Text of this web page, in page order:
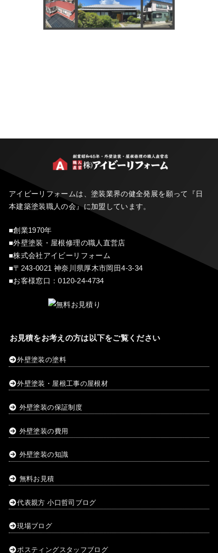
アイビーリフォームは、塗装業界の健全発展を願って『 日
本建築塗装職人の会』に加盟しています。
■創業1970年
■外壁塗装・屋根修理の職人直営店
■株式会社アイビーリフォーム
■〒243-0021 神奈川県厚木市岡田4-3-34
■お客様窓口：0120-24-4734
お見積をお考えの方は以下をご覧ください
外壁塗装の塗料
外壁塗装・屋根工事の屋根材
外壁塗装の保証制度
外壁塗装の費用
外壁塗装の知識
無料お見積
代表親方 小口哲司ブログ
現場ブログ
ポスティングスタッフブログ